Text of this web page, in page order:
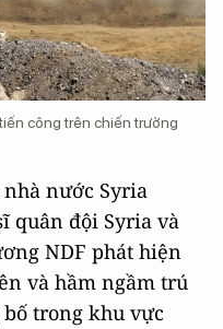
công trên chiến trường
nước Syria
quân đội Syria và
NDF phát hiện
và hầm ngầm trú
bố trong khu vực